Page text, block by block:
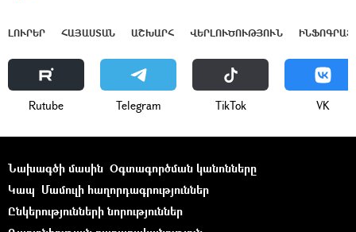
ԼՈՒՐԵՐ ՀԱՅԱՍՏԱՆ ԱՇԽԱՐՀ ՎԵՐԼՈՒԾՈՒԹՅՈՒՆ
Rutube Telegram ТikТоk VK
Նախագծի մասին Օգտագործման կանոնները
Կապ Մամուլի հաղորդագրություններ
Ընկերությունների նորություններ